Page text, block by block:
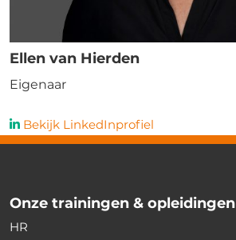
Ellen van Hierden
Eigenaar
Bekijk LinkedInprofiel
Onze trainingen & opleidingen
HR